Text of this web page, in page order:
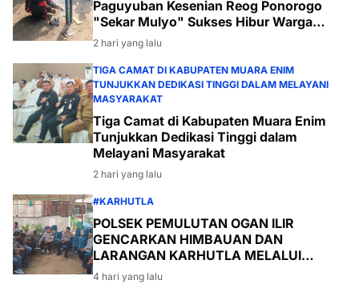
Paguyuban Kesenian Reog Ponorogo
"Sekar Mulyo" Sukses Hibur Warga
Desa Payabakal
2 hari yang lalu
TIGA CAMAT DI KABUPATEN MUARA ENIM
TUNJUKKAN DEDIKASI TINGGI DALAM MELAYANI
MASYARAKAT
Tiga Camat di Kabupaten Muara Enim
Tunjukkan Dedikasi Tinggi dalam
Melayani Masyarakat
2 hari yang lalu
#KARHUTLA
POLSEK PEMULUTAN OGAN ILIR
GENCARKAN HIMBAUAN DAN
LARANGAN KARHUTLA MELALUI
PROGRAM TSKD (TOURING SAMBANG
KE DESA-DESA
4 hari yang lalu